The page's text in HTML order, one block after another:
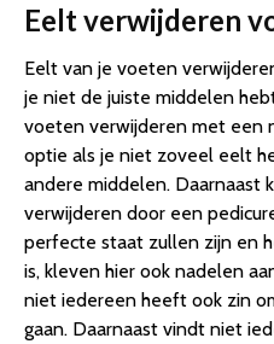
Eelt verwijderen
Eelt van je voeten
je niet de juiste middelen
voeten verwijderen met een
optie als je niet zoveel eelt
andere middelen. Daarnaast
verwijderen door een
perfecte staat zullen zijn en
is, kleven hier ook nadelen
niet iedereen heeft ook zin
gaan. Daarnaast vindt niet